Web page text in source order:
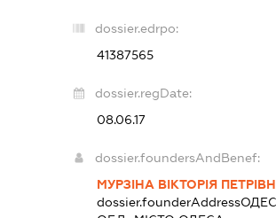
dossier.edrpo:
41387565
dossier.regDate:
08.06.17
dossier.foundersAndBenef:
МУРЗІНА ВІКТОРІЯ
dossier.founderAddress